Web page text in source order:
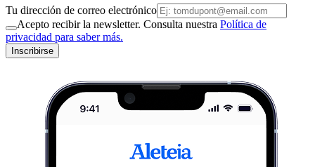
Tu dirección de correo electrónico
Acepto recibir la newsletter. Consulta nuestra Política de
privacidad para saber más.
Inscribirse